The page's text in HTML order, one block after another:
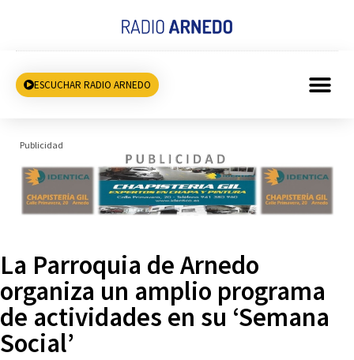
ESCUCHAR RADIO ARNEDO
Publicidad
La Parroquia de Arnedo
organiza un amplio programa
de actividades en su ‘Semana
Social’